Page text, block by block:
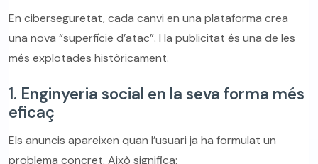
En ciberseguretat, cada canvi en una plataforma crea
una nova “superfície d’atac”. I la publicitat és una de les
més explotades històricament.
1. Enginyeria social en la seva forma més
eficaç
Els anuncis apareixen quan l’usuari ja ha formulat un
problema concret. Això significa: